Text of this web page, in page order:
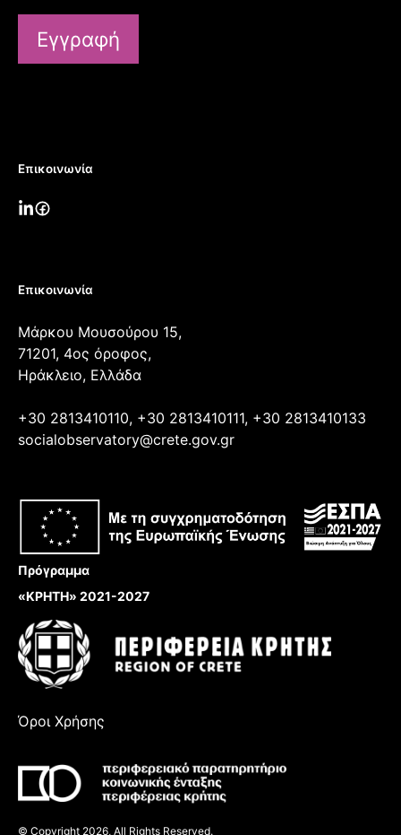
Εγγραφή
Επικοινωνία
Επικοινωνία
Μάρκου Μουσούρου 15,
71201, 4ος όροφος,
Ηράκλειο, Ελλάδα
+30 2813410110, +30 2813410111, +30 2813410133
socialobservatory@crete.gov.gr
Πρόγραμμα
«ΚΡΗΤΗ» 2021-2027
© Copyright 2026, All Rights Reserved.
Όροι Χρήσης